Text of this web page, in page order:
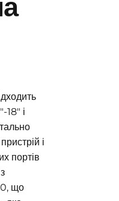
18" і
і
портів
що